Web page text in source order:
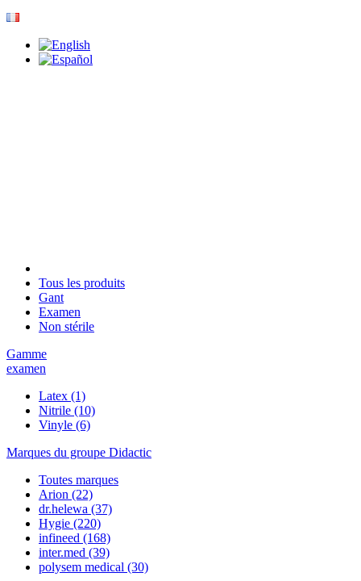
Tous les produits
Gant
Examen
Non stérile
Gamme
examen
Latex (1)
Nitrile (10)
Vinyle (6)
Marques du groupe Didactic
Toutes marques
Arion (22)
dr.helewa (37)
Hygie (220)
infineed (168)
inter.med (39)
polysem medical (30)